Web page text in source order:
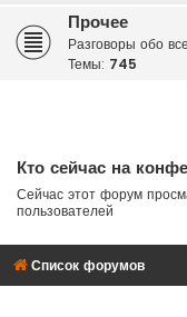
Прочее
Разговоры обо
Темы: 745
Кто сейчас на
Сейчас этот форум
пользователей
Список форумов